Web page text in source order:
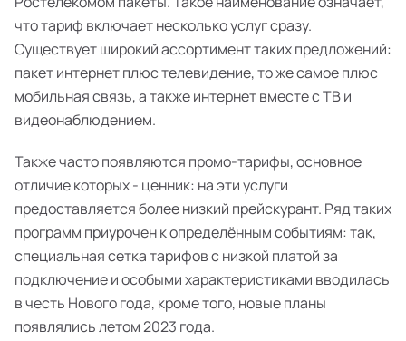
что тариф включает несколько услуг сразу.
Существует широкий ассортимент таких предложений:
пакет интернет плюс телевидение, то же самое плюс
мобильная связь, а также интернет вместе с ТВ и
видеонаблюдением.
Также часто появляются промо-тарифы, основное
отличие которых - ценник: на эти услуги
предоставляется более низкий прейскурант. Ряд таких
программ приурочен к определённым событиям: так,
специальная сетка тарифов с низкой платой за
подключение и особыми характеристиками вводилась
в честь Нового года, кроме того, новые планы
появлялись летом 2023 года.